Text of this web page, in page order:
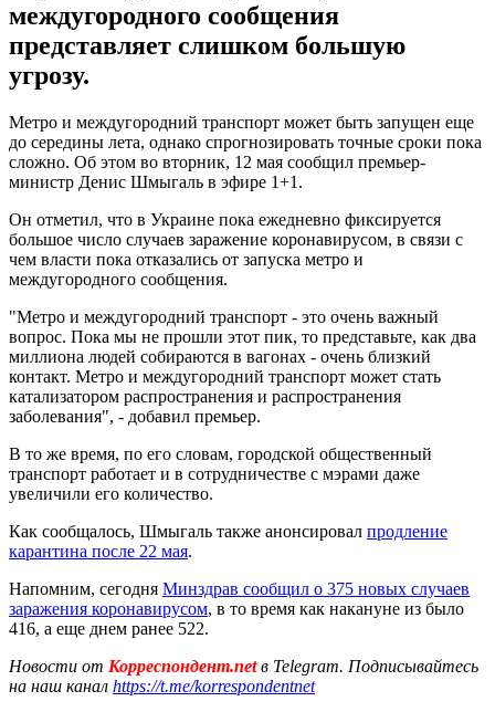
междугородного сообщения
представляет слишком большую
угрозу.
Метро и междугородний транспорт может быть запущен еще
до середины лета, однако спрогнозировать точные сроки пока
сложно. Об этом во вторник, 12 мая сообщил премьер-
министр Денис Шмыгаль в эфире 1+1.
Он отметил, что в Украине пока ежедневно фиксируется
большое число случаев заражение коронавирусом, в связи с
чем власти пока отказались от запуска метро и
междугородного сообщения.
"Метро и междугородний транспорт - это очень важный
вопрос. Пока мы не прошли этот пик, то представьте, как два
миллиона людей собираются в вагонах - очень близкий
контакт. Метро и междугородний транспорт может стать
катализатором распространения и распространения
заболевания", - добавил премьер.
В то же время, по его словам, городской общественный
транспорт работает и в сотрудничестве с мэрами даже
увеличили его количество.
Как сообщалось, Шмыгаль также анонсировал продление
карантина после 22 мая.
Напомним, сегодня Минздрав сообщил о 375 новых случаев
заражения коронавирусом, в то время как накануне из было
416, а еще днем ранее 522.
Новости от Корреспондент.netв Telegram. Подписывайтесь
на наш канал https://t.me/korrespondentnet